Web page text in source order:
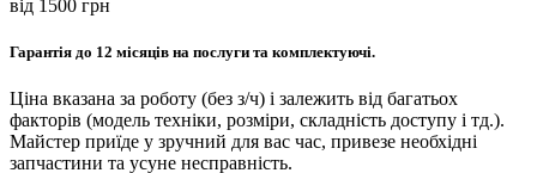
вiд 1500 грн
Гарантія до 12 місяців на послуги та комплектуючі.
Ціна вказана за роботу (без з/ч) і залежить від багатьох
факторів (модель техніки, розміри, складність доступу і тд.).
Майстер приїде у зручний для вас час, привезе необхідні
запчастини та усуне несправність.